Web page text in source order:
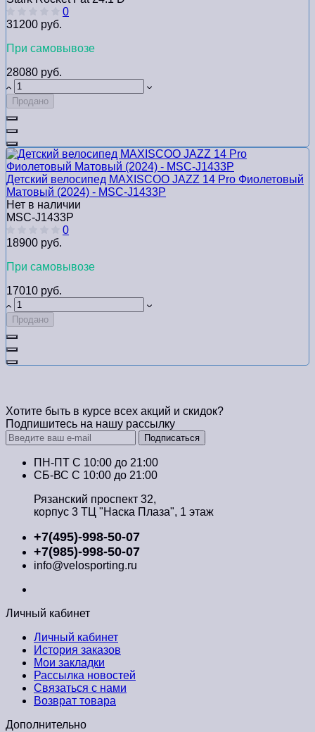
0
31200 руб.
При самовывозе
28080 руб.
Продано
Детский велосипед MAXISCOO JAZZ 14 Pro Фиолетовый
Матовый (2024) - MSC-J1433P
Нет в наличии
MSC-J1433P
0
18900 руб.
При самовывозе
17010 руб.
Продано
Хотите быть в курсе всех акций и скидок?
Подпишитесь на нашу рассылку
Подписаться
ПН-ПТ C 10:00 до 21:00
СБ-ВС С 10:00 до 21:00
Рязанский проспект 32,
корпус 3 ТЦ "Наска Плаза", 1 этаж
+7(495)-998-50-07
+7(985)-998-50-07
info@velosporting.ru
Личный кабинет
Личный кабинет
История заказов
Мои закладки
Рассылка новостей
Связаться с нами
Возврат товара
Дополнительно